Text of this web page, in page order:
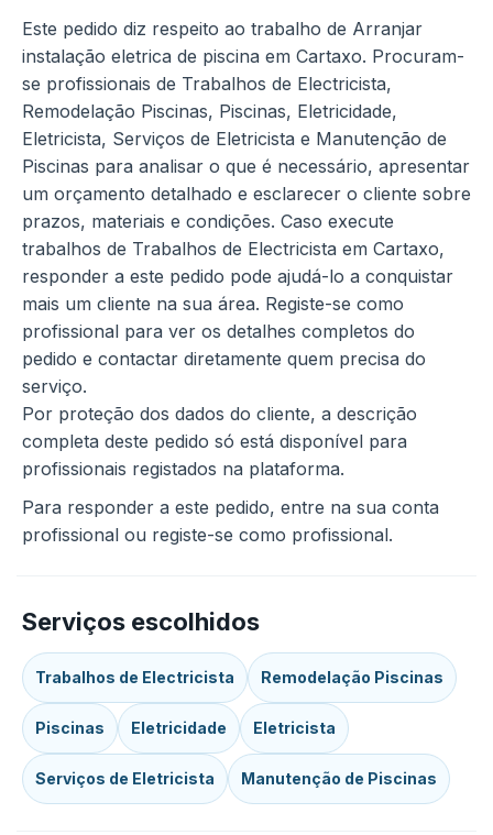
Este pedido diz respeito ao trabalho de Arranjar
instalação eletrica de piscina em Cartaxo. Procuram-
se profissionais de Trabalhos de Electricista,
Remodelação Piscinas, Piscinas, Eletricidade,
Eletricista, Serviços de Eletricista e Manutenção de
Piscinas para analisar o que é necessário, apresentar
um orçamento detalhado e esclarecer o cliente sobre
prazos, materiais e condições. Caso execute
trabalhos de Trabalhos de Electricista em Cartaxo,
responder a este pedido pode ajudá-lo a conquistar
mais um cliente na sua área. Registe-se como
profissional para ver os detalhes completos do
pedido e contactar diretamente quem precisa do
serviço.
Por proteção dos dados do cliente, a descrição
completa deste pedido só está disponível para
profissionais registados na plataforma.
Para responder a este pedido, entre na sua conta
profissional ou registe-se como profissional.
Serviços escolhidos
Trabalhos de Electricista Remodelação Piscinas
Piscinas Eletricidade Eletricista
Serviços de Eletricista Manutenção de Piscinas